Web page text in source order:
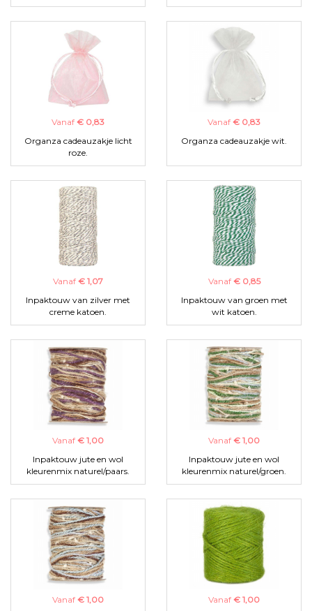
Vanaf € 0,83
Organza cadeauzakje licht
roze.
Vanaf € 0,83
Organza cadeauzakje wit.
Vanaf € 1,07
Inpaktouw van zilver met
creme katoen.
Vanaf € 0,85
Inpaktouw van groen met
wit katoen.
Vanaf € 1,00
Inpaktouw jute en wol
kleurenmix naturel/paars.
Vanaf € 1,00
Inpaktouw jute en wol
kleurenmix naturel/groen.
Vanaf € 1,00 Vanaf € 1,00